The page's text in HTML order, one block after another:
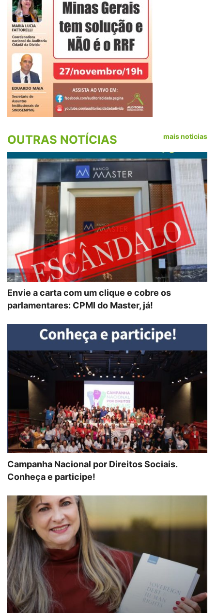
OUTRAS NOTÍCIAS mais noticias
Envie a carta com um clique e cobre os
parlamentares: CPMI do Master, já!
Campanha Nacional por Direitos Sociais.
Conheça e participe!